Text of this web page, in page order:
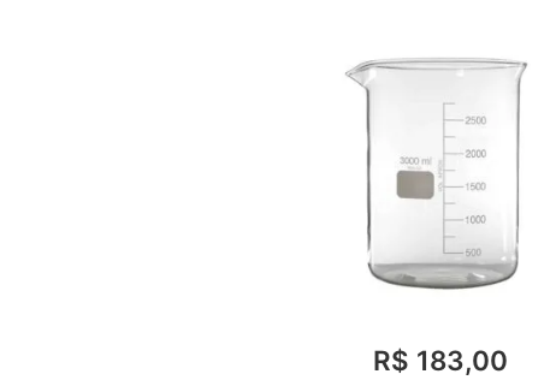
R$ 183,00